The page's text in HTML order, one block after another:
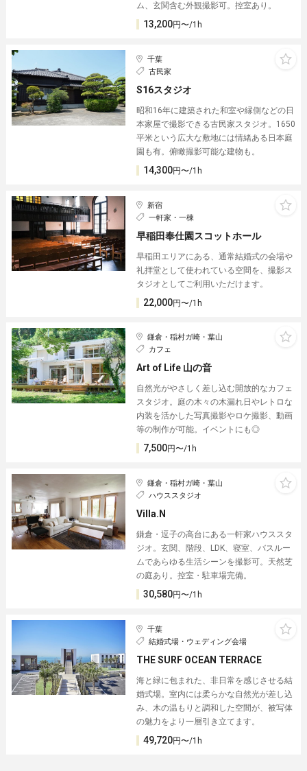
ム、玄関含む外観撮影可。控室あり。
13,200円〜/1h
千葉
古民家
S16スタジオ
昭和16年に建築された和室や縁側などの日
本家屋で撮影できる古民家スタジオ。1650
平米という広大な敷地には情緒ある日本庭
園も有。俯瞰撮影可能な建物も。
14,300円〜/1h
新宿
一軒家・一棟
早稲田奉仕園スコットホール
早稲田エリアにある、通常結婚式の会場や
礼拝堂として使われている空間を、撮影ス
タジオとしてご利用いただけます。
22,000円〜/1h
鎌倉・稲村ガ崎・葉山
カフェ
Art of Life 山の音
自然光がやさしく差し込む開放的なカフェ
スタジオ。庭の木々の木漏れ日やレトロな
内装を活かした写真撮影やロケ撮影、動画
等の制作が可能。イベントにも◎
7,500円〜/1h
鎌倉・稲村ガ崎・葉山
ハウススタジオ
Villa.N
鎌倉・逗子の高台にある一軒家ハウススタ
ジオ。玄関、階段、LDK、寝室、バスルー
ムであらゆる生活シーンを撮影可。天然芝
の庭あり。控室・駐車場完備。
30,580円〜/1h
千葉
結婚式場・ウェディング会場
THE SURF OCEAN TERRACE
海と緑に包まれた、非日常を感じさせる結
婚式場。室内には柔らかな自然光が差し込
み、木の温もりと調和した空間が、被写体
の魅力をより一層引き立てます。
49,720円〜/1h